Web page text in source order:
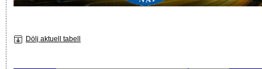
Dölj aktuell tabell